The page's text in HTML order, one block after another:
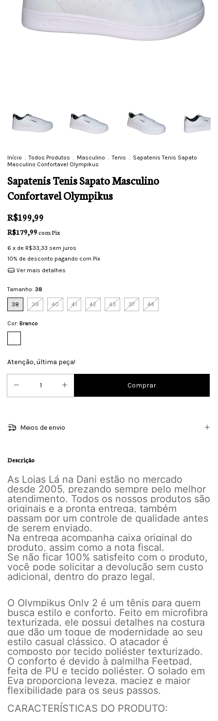
Início . Todos Produtos . Masculino . Tenis . Sapatenis Tenis Sapato
Masculino Confortavel Olympikus
Sapatenis Tenis Sapato Masculino
Confortavel Olympikus
R$199,99
R$179,99comPix
6 x de R$33,33 sem juros
10% de desconto pagando com Pix
Ver mais detalhes
Tamanho: 38
38 39 40 41 42 43 37 44
Cor: Branco
Atenção, última peça!
Meios de envio
Descrição
As Lojas Lá na Dani estão no mercado
desde 2005, prezando sempre pelo melhor
atendimento. Todos os nossos produtos são
originais e a pronta entrega, também
passam por um controle de qualidade antes
de serem enviado.
Na entrega acompanha caixa original do
produto, assim como a nota fiscal.
Se não ficar 100% satisfeito com o produto,
você pode solicitar a devolução sem custo
adicional, dentro do prazo legal.
O Olympikus Only 2 é um tênis para quem
busca estilo e conforto. Feito em microfibra
texturizada, ele possui detalhes na costura
que dão um toque de modernidade ao seu
estilo casual clássico. O atacador é
composto por tecido poliéster texturizado.
O conforto é devido à palmilha Feetpad,
feita de PU e tecido poliéster. O solado em
Eva proporciona leveza, maciez e maior
flexibilidade para os seus passos.
CARACTERÍSTICAS DO PRODUTO: